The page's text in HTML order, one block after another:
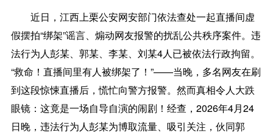
近日，江西上栗公安网安部门依法查处一起直播间虚
假摆拍“绑架”谣言、煽动网友报警的扰乱公共秩序案件。违
法行为人彭某、郭某、李某、刘某4人已被依法行政拘留。
“救命！直播间里有人被绑架了！”——当晚，多名网友在刷
到这段惊悚直播后，慌忙向警方报警。然而真相令人大跌
眼镜：这竟是一场自导自演的闹剧！经查，2026年4月24
日晚，违法行为人彭某为博取流量、吸引关注，伙同郭